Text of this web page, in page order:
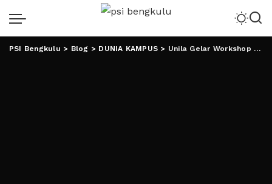
PSI Bengkulu > Blog > DUNIA KAMPUS > Unila Gelar Workshop Penguatan Pengelolaan Kerja Sama untuk IKU-6